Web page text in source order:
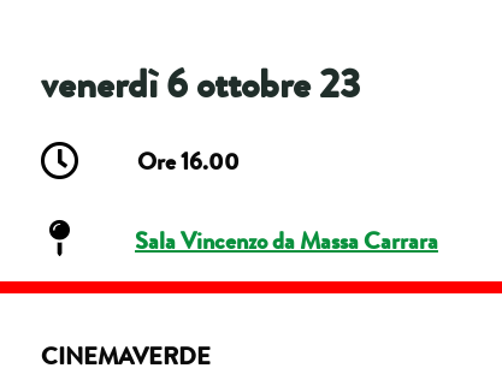
venerdì 6 ottobre 23
Ore 16.00
Sala Vincenzo da Massa Carrara
CINEMAVERDE